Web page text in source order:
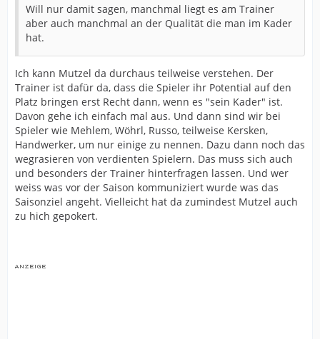
Will nur damit sagen, manchmal liegt es am Trainer
aber auch manchmal an der Qualität die man im Kader
hat.
Ich kann Mutzel da durchaus teilweise verstehen. Der
Trainer ist dafür da, dass die Spieler ihr Potential auf den
Platz bringen erst Recht dann, wenn es "sein Kader" ist.
Davon gehe ich einfach mal aus. Und dann sind wir bei
Spieler wie Mehlem, Wöhrl, Russo, teilweise Kersken,
Handwerker, um nur einige zu nennen. Dazu dann noch das
wegrasieren von verdienten Spielern. Das muss sich auch
und besonders der Trainer hinterfragen lassen. Und wer
weiss was vor der Saison kommuniziert wurde was das
Saisonziel angeht. Vielleicht hat da zumindest Mutzel auch
zu hich gepokert.